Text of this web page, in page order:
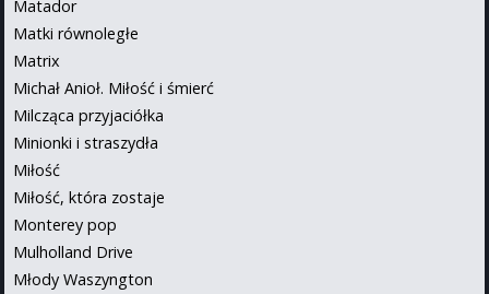
Matador
Matki równoległe
Matrix
Michał Anioł. Miłość i śmierć
Milcząca przyjaciółka
Minionki i straszydła
Miłość
Miłość, która zostaje
Monterey pop
Mulholland Drive
Młody Waszyngton